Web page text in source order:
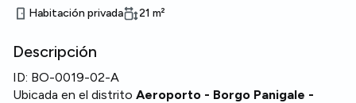
Habitación privada 21 m²
Descripción
ID: BO-0019-02-A
Ubicada en el distrito Aeroporto - Borgo Panigale -